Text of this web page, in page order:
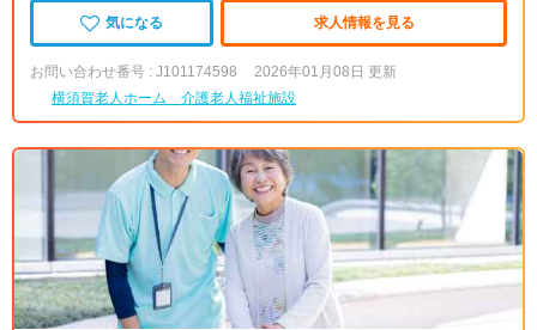
気になる 求人情報を見る
お問い合わせ番号 : J101174598
2026年01月08日 更新
横須賀老人ホーム 介護老人福祉施設